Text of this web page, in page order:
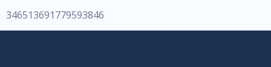
346513691779593846